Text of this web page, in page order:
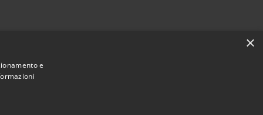
×
e